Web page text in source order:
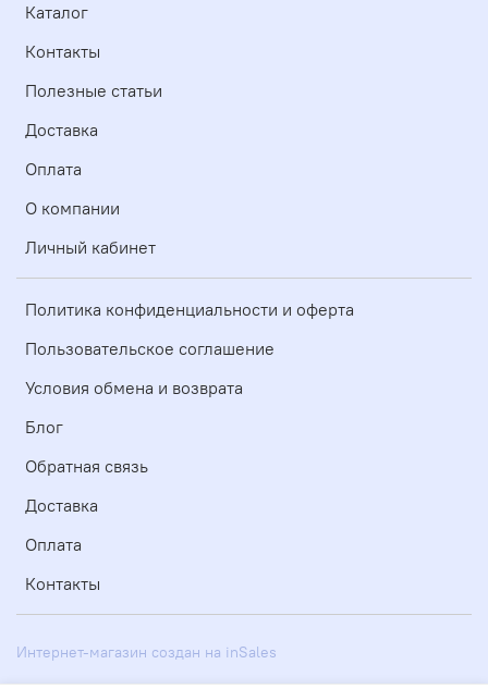
Каталог
Контакты
Полезные статьи
Доставка
Оплата
О компании
Личный кабинет
Политика конфиденциальности и оферта
Пользовательское соглашение
Условия обмена и возврата
Блог
Обратная связь
Доставка
Оплата
Контакты
Интернет-магазин создан на inSales